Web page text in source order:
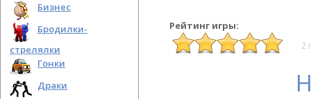
Бизнес
Бродилки-
стрелялки
Гонки
Драки
Рейтинг игры:
2